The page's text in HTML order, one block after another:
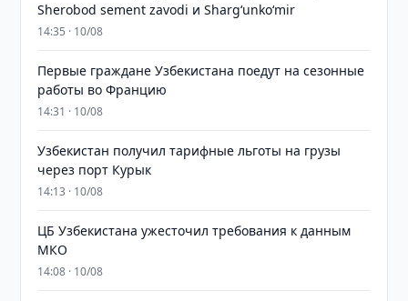
Sherobod sement zavodi и Shargʻunkoʻmir
14:35 · 10/08
Первые граждане Узбекистана поедут на сезонные
работы во Францию
14:31 · 10/08
Узбекистан получил тарифные льготы на грузы
через порт Курык
14:13 · 10/08
ЦБ Узбекистана ужесточил требования к данным
МКО
14:08 · 10/08